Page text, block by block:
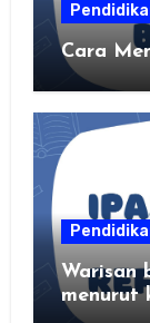
Cara
Warisan
menurut